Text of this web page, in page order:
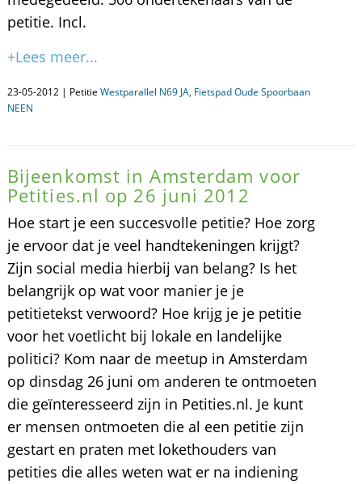
petitie. Incl.
+Lees meer...
23-05-2012 | Petitie Westparallel N69 JA, Fietspad Oude Spoorbaan
NEEN
Bijeenkomst in Amsterdam voor
Petities.nl op 26 juni 2012
Hoe start je een succesvolle petitie? Hoe zorg
je ervoor dat je veel handtekeningen krijgt?
Zijn social media hierbij van belang? Is het
belangrijk op wat voor manier je je
petitietekst verwoord? Hoe krijg je je petitie
voor het voetlicht bij lokale en landelijke
politici? Kom naar de meetup in Amsterdam
op dinsdag 26 juni om anderen te ontmoeten
die geïnteresseerd zijn in Petities.nl. Je kunt
er mensen ontmoeten die al een petitie zijn
gestart en praten met lokethouders van
petities die alles weten wat er na indiening